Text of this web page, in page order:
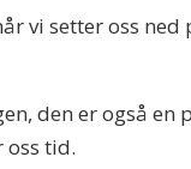
vi setter oss
den er også
oss tid.